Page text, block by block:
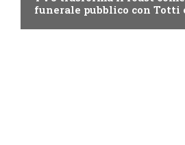
funerale pubblico con Totti